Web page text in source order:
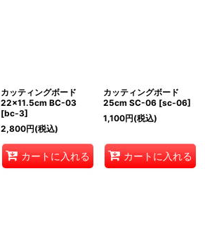
カッティングボード
22×11.5cm BC-03
[bc-3]
2,800円(税込)
カートに入れる
カッティングボード
25cm SC-06 [sc-06]
1,100円(税込)
カートに入れる